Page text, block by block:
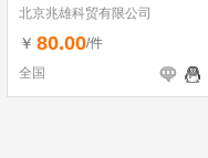
北京兆雄科贸有限公司
￥ 80.00/件
全国